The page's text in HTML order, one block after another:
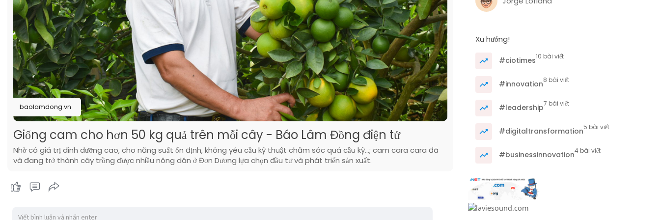
baolamdong.vn
Giống cam cho hơn 50 kg quả trên mỗi cây - Báo Lâm Đồng điện tử
Nhờ có giá trị dinh dưỡng cao, cho năng suất ổn định, không yêu cầu kỹ thuật chăm sóc quá cầu kỳ…; cam cara cara đã
và đang trở thành cây trồng được nhiều nông dân ở Đơn Dương lựa chọn đầu tư và phát triển sản xuất.
Xu hướng!
#ciotimes10 bài viết
#innovation8 bài viết
#leadership7 bài viết
#digitaltransformation5 bài viết
#businessinnovation4 bài viết